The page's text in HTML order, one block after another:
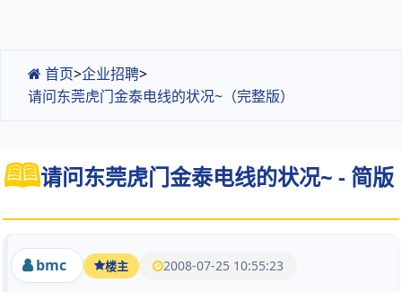
首页>企业招聘>
请问东莞虎门金泰电线的状况~（完整版）
请问东莞虎门金泰电线的状况~ - 简版
bmc 楼主 2008-07-25 10:55:23